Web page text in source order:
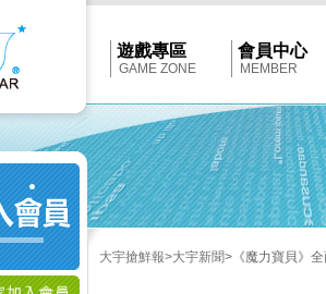
Softstar
遊戲專區
GAME ZONE
會員中心
MEMBER
大宇搶鮮報>大宇新聞>《魔力寶貝》